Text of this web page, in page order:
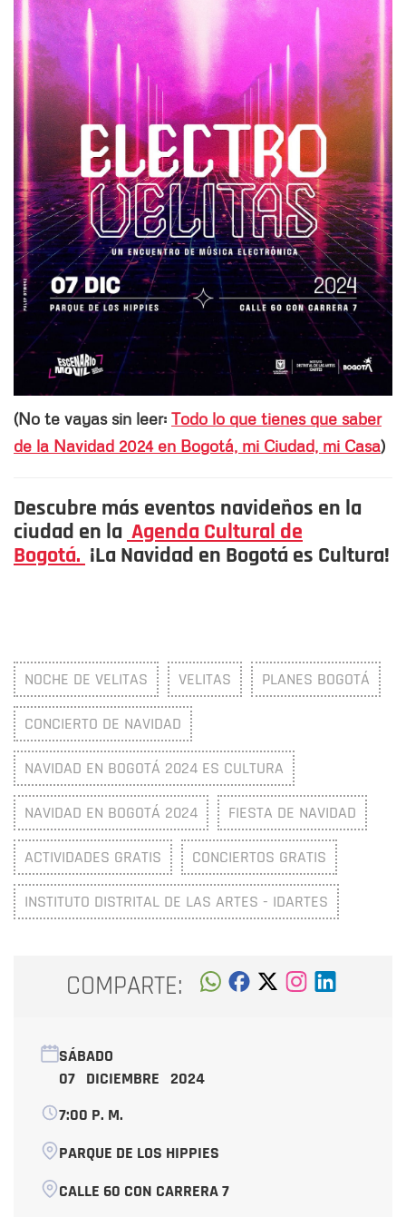
(No te vayas sin leer: Todo lo que tienes que saber
de la Navidad 2024 en Bogotá, mi Ciudad, mi Casa)
Descubre más eventos navideños en la
ciudad en la Agenda Cultural de
Bogotá. ¡La Navidad en Bogotá es Cultura!
NOCHE DE VELITAS VELITAS PLANES BOGOTÁ
CONCIERTO DE NAVIDAD
NAVIDAD EN BOGOTÁ 2024 ES CULTURA
NAVIDAD EN BOGOTÁ 2024 FIESTA DE NAVIDAD
ACTIVIDADES GRATIS CONCIERTOS GRATIS
INSTITUTO DISTRITAL DE LAS ARTES - IDARTES
COMPARTE:
SÁBADO
07 DICIEMBRE 2024
7:00 P. M.
PARQUE DE LOS HIPPIES
CALLE 60 CON CARRERA 7